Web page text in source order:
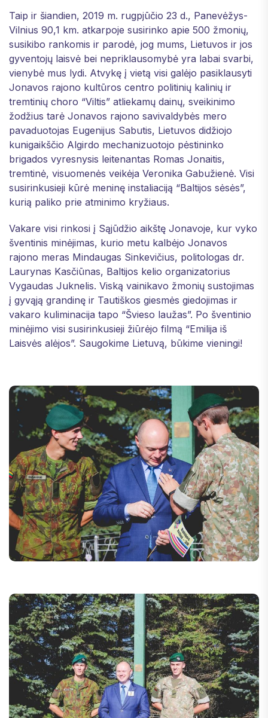
Taip ir šiandien, 2019 m. rugpjūčio 23 d., Panevėžys-
Vilnius 90,1 km. atkarpoje susirinko apie 500 žmonių,
susikibo rankomis ir parodė, jog mums, Lietuvos ir jos
gyventojų laisvė bei nepriklausomybė yra labai svarbi,
vienybė mus lydi. Atvykę į vietą visi galėjo pasiklausyti
Jonavos rajono kultūros centro politinių kalinių ir
tremtinių choro “Viltis” atliekamų dainų, sveikinimo
žodžius tarė Jonavos rajono savivaldybės mero
pavaduotojas Eugenijus Sabutis, Lietuvos didžiojo
kunigaikščio Algirdo mechanizuotojo pėstininko
brigados vyresnysis leitenantas Romas Jonaitis,
tremtinė, visuomenės veikėja Veronika Gabužienė. Visi
susirinkusieji kūrė meninę instaliaciją “Baltijos sėsės”,
kurią paliko prie atminimo kryžiaus.
Vakare visi rinkosi į Sąjūdžio aikštę Jonavoje, kur vyko
šventinis minėjimas, kurio metu kalbėjo Jonavos
rajono meras Mindaugas Sinkevičius, politologas dr.
Laurynas Kasčiūnas, Baltijos kelio organizatorius
Vygaudas Juknelis. Viską vainikavo žmonių sustojimas
į gyvąją grandinę ir Tautiškos giesmės giedojimas ir
vakaro kuliminacija tapo “Švieso laužas”. Po šventinio
minėjimo visi susirinkusieji žiūrėjo filmą “Emilija iš
Laisvės alėjos”. Saugokime Lietuvą, būkime vieningi!